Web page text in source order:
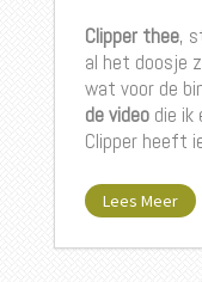
Clipper thee,
al het doosje
wat voor de
de videodie ik
Clipper heeft
Lees Meer